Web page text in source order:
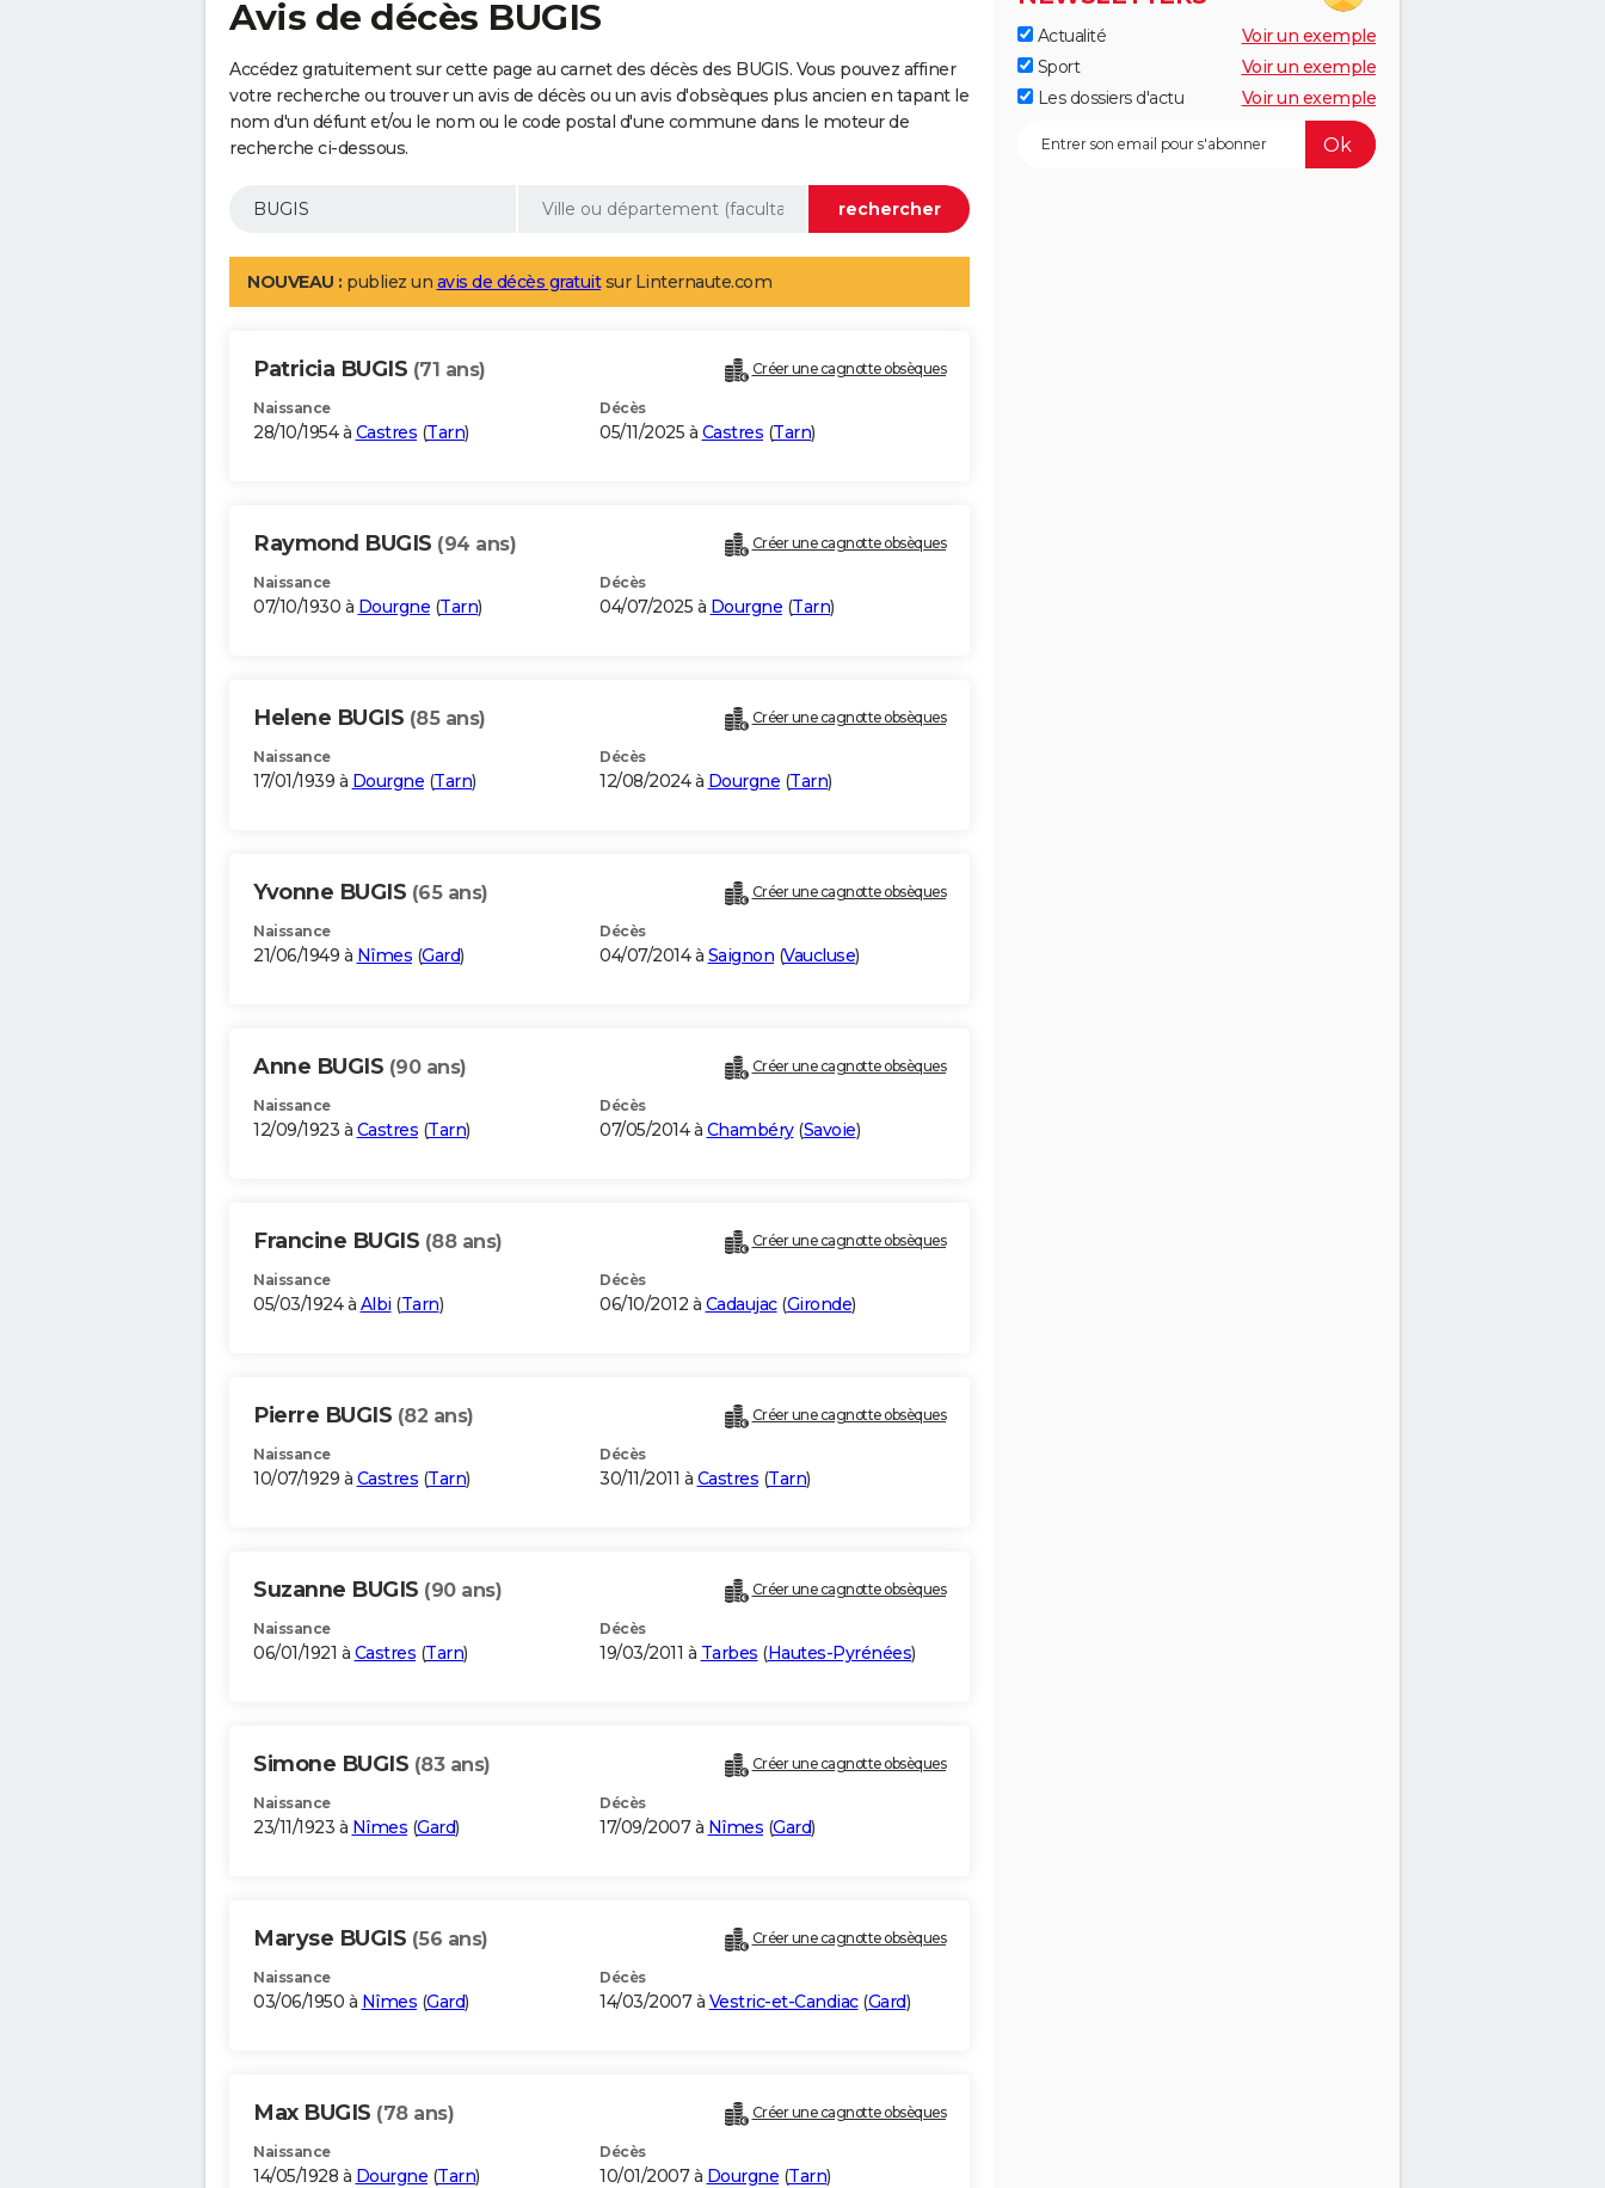
Avis de décès BUGIS
Accédez gratuitement sur cette page au carnet des décès des BUGIS. Vous pouvez affiner
votre recherche ou trouver un avis de décès ou un avis d'obsèques plus ancien en tapant le
nom d'un défunt et/ou le nom ou le code postal d'une commune dans le moteur de
recherche ci-dessous.
NOUVEAU : publiez un avis de décès gratuitsur Linternaute.com
Patricia BUGIS (71 ans) Créer une cagnotte obsèques
Naissance
28/10/1954 à Castres (Tarn)
Décès
05/11/2025 à Castres (Tarn)
Raymond BUGIS (94 ans) Créer une cagnotte obsèques
Naissance
07/10/1930 à Dourgne (Tarn)
Décès
04/07/2025 à Dourgne (Tarn)
Helene BUGIS (85 ans) Créer une cagnotte obsèques
Naissance
17/01/1939 à Dourgne (Tarn)
Décès
12/08/2024 à Dourgne (Tarn)
Yvonne BUGIS (65 ans) Créer une cagnotte obsèques
Naissance
21/06/1949 à Nîmes (Gard)
Décès
04/07/2014 à Saignon (Vaucluse)
Anne BUGIS (90 ans) Créer une cagnotte obsèques
Naissance
12/09/1923 à Castres (Tarn)
Décès
07/05/2014 à Chambéry(Savoie)
Francine BUGIS (88 ans) Créer une cagnotte obsèques
Naissance
05/03/1924 à Albi (Tarn)
Décès
06/10/2012 à Cadaujac(Gironde)
Pierre BUGIS (82 ans) Créer une cagnotte obsèques
Naissance
10/07/1929 à Castres (Tarn)
Décès
30/11/2011 à Castres (Tarn)
Suzanne BUGIS (90 ans) Créer une cagnotte obsèques
Naissance
06/01/1921 à Castres (Tarn)
Décès
19/03/2011 à Tarbes (Hautes-Pyrénées)
Simone BUGIS (83 ans) Créer une cagnotte obsèques
Naissance
23/11/1923 à Nîmes (Gard)
Décès
17/09/2007 à Nîmes (Gard)
Maryse BUGIS (56 ans) Créer une cagnotte obsèques
Naissance
03/06/1950 à Nîmes (Gard)
Décès
14/03/2007 à Vestric-et-Candiac(Gard)
Max BUGIS (78 ans) Créer une cagnotte obsèques
Naissance
14/05/1928 à Dourgne (Tarn)
Décès
10/01/2007 à Dourgne (Tarn)
Actualité
Voir un exemple
Sport
Voir un exemple
Les dossiers d'actu
Voir un exemple